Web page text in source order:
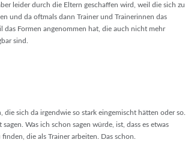
leider durch die Eltern geschaffen wird, weil die sich zu
und da oftmals dann Trainer und Trainerinnen das
das Formen angenommen hat, die auch nicht mehr
sind.
die sich da irgendwie so stark eingemischt hätten oder so.
Was ich schon sagen würde, ist, dass es etwas
die als Trainer arbeiten. Das schon.